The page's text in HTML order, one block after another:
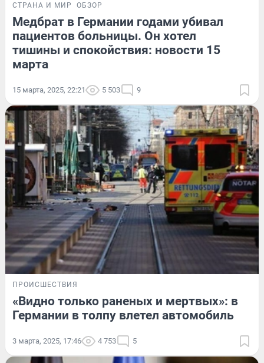
СТРАНА И МИР ОБЗОР
Медбрат в Германии годами убивал
пациентов больницы. Он хотел
тишины и спокойствия: новости 15
марта
15 марта, 2025, 22:21 5 503 9
ПРОИСШЕСТВИЯ
«Видно только раненых и мертвых»: в
Германии в толпу влетел автомобиль
3 марта, 2025, 17:46 4 753 5